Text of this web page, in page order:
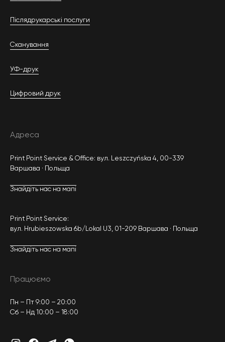
Адреса
Print Point Service & Office: вул. Leszczyńska 4, 00-339
Варшава · Польща
Знайдіть нас на мапі
Print Point Service:
вул. Hrubieszowska 6b/Lokal U3, 01-209 Варшава · Польща
Знайдіть нас на мапі
Працюємо
Пн – Пт 9:00 – 20:00
Сб – Нд 10:00 – 18:00
Післядрукарські послуги
Сканування
УФ-друк
Цифровий друк